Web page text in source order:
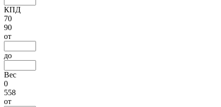
КПД
70
90
от
до
Вес
0
558
от